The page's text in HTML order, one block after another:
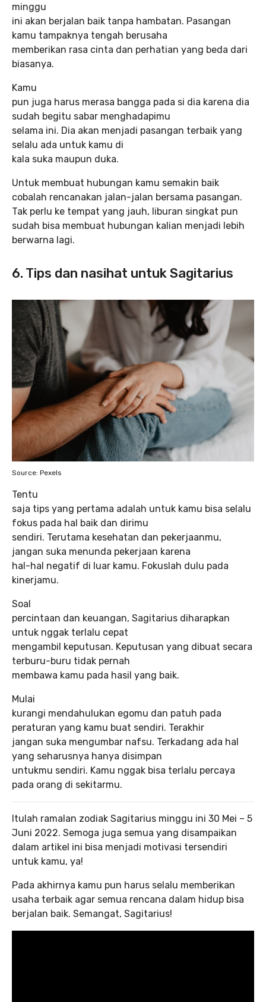
minggu
ini akan berjalan baik tanpa hambatan. Pasangan
kamu tampaknya tengah berusaha
memberikan rasa cinta dan perhatian yang beda dari
biasanya.
Kamu
pun juga harus merasa bangga pada si dia karena dia
sudah begitu sabar menghadapimu
selama ini. Dia akan menjadi pasangan terbaik yang
selalu ada untuk kamu di
kala suka maupun duka.
Untuk membuat hubungan kamu semakin baik
cobalah rencanakan jalan-jalan bersama pasangan.
Tak perlu ke tempat yang jauh, liburan singkat pun
sudah bisa membuat hubungan kalian menjadi lebih
berwarna lagi.
6. Tips dan nasihat untuk Sagitarius
Source: Pexels
Tentu
saja tips yang pertama adalah untuk kamu bisa selalu
fokus pada hal baik dan dirimu
sendiri. Terutama kesehatan dan pekerjaanmu,
jangan suka menunda pekerjaan karena
hal-hal negatif di luar kamu. Fokuslah dulu pada
kinerjamu.
Soal
percintaan dan keuangan, Sagitarius diharapkan
untuk nggak terlalu cepat
mengambil keputusan. Keputusan yang dibuat secara
terburu-buru tidak pernah
membawa kamu pada hasil yang baik.
Mulai
kurangi mendahulukan egomu dan patuh pada
peraturan yang kamu buat sendiri. Terakhir
jangan suka mengumbar nafsu. Terkadang ada hal
yang seharusnya hanya disimpan
untukmu sendiri. Kamu nggak bisa terlalu percaya
pada orang di sekitarmu.
Itulah ramalan zodiak Sagitarius minggu ini 30 Mei – 5
Juni 2022. Semoga juga semua yang disampaikan
dalam artikel ini bisa menjadi motivasi tersendiri
untuk kamu, ya!
Pada akhirnya kamu pun harus selalu memberikan
usaha terbaik agar semua rencana dalam hidup bisa
berjalan baik. Semangat, Sagitarius!